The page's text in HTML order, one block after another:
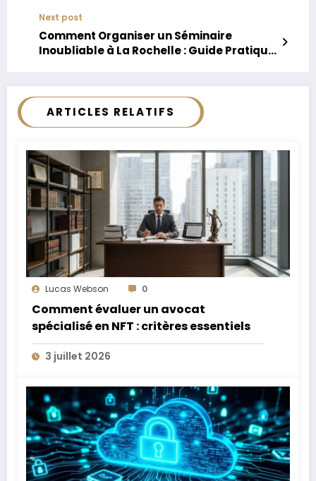
Next post
Comment Organiser un Séminaire
Inoubliable à La Rochelle : Guide Pratique
ARTICLES RELATIFS
Lucas Webson 0
Comment évaluer un avocat
spécialisé en NFT : critères essentiels
3 juillet 2026